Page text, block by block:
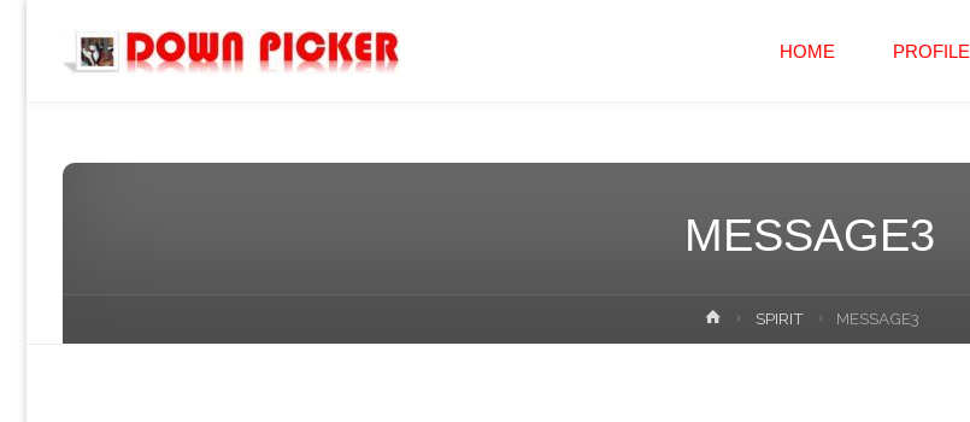
ン
へ
HOME PROFILE
MESSAGE3
ホ
ー
SPIRIT MESSAGE3